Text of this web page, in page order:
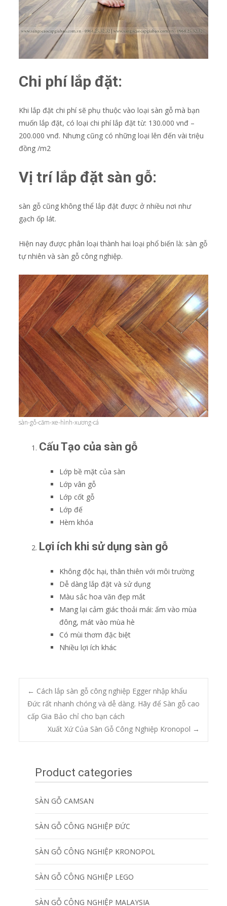
Chi phí lắp đặt:
Khi lắp đặt chi phí sẽ phụ thuộc vào loại sàn gỗ mà bạn
muốn lắp đặt, có loại chi phí lắp đặt từ: 130.000 vnđ –
200.000 vnđ. Nhưng cũng có những loại lên đến vài triệu
đồng /m2
Vị trí lắp đặt sàn gỗ:
sàn gỗ cũng không thể lắp đặt được ở nhiều nơi như
gạch ốp lát.
Hiện nay được phân loại thành hai loại phổ biến là: sàn gỗ
tự nhiên và sàn gỗ công nghiệp.
sàn-gỗ-căm-xe-hình-xương-cá
Cấu Tạo của sàn gỗ
Lớp bề mặt của sàn
Lớp vân gỗ
Lớp cốt gỗ
Lớp đế
Hèm khóa
Lợi ích khi sử dụng sàn gỗ
Không độc hại, thân thiên với môi trường
Dễ dàng lắp đặt và sử dụng
Màu sắc hoa văn đẹp mắt
Mang lại cảm giác thoải mái: ấm vào mùa
đông, mát vào mùa hè
Có mùi thơm đặc biệt
Nhiều lợi ích khác
Post
navigation
← Cách lắp sàn gỗ công nghiệp Egger nhập khẩu
Đức rất nhanh chóng và dễ dàng. Hãy để Sàn gỗ cao
cấp Gia Bảo chỉ cho bạn cách
Xuất Xứ Của Sàn Gỗ Công Nghiệp Kronopol →
Product categories
SÀN GỖ CAMSAN
SÀN GỖ CÔNG NGHIỆP ĐỨC
SÀN GỖ CÔNG NGHIỆP KRONOPOL
SÀN GỖ CÔNG NGHIỆP LEGO
SÀN GỖ CÔNG NGHIỆP MALAYSIA